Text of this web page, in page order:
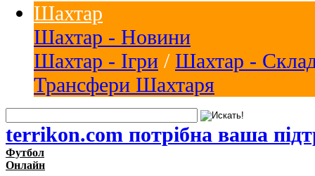
Шахтар
Шахтар - Новини
Шахтар - Ігри / Шахтар -
Трансфери Шахтаря
terrikon.com потрібна ваша
Футбол
Онлайн